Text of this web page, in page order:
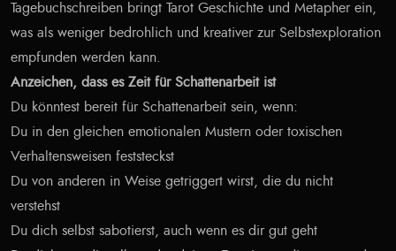
Tagebuchschreiben bringt Tarot Geschichte und Metapher ein,
was als weniger bedrohlich und kreativer zur Selbstexploration
empfunden werden kann.
Anzeichen, dass es Zeit für Schattenarbeit ist
Du könntest bereit für Schattenarbeit sein, wenn:
Du in den gleichen emotionalen Mustern oder toxischen
Verhaltensweisen feststeckst
Du von anderen in Weise getriggert wirst, die du nicht
verstehst
Du dich selbst sabotierst, auch wenn es dir gut geht